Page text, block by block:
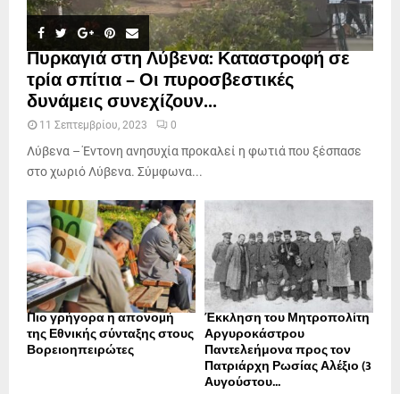
Πυρκαγιά στη Λύβενα: Καταστροφή σε
τρία σπίτια – Οι πυροσβεστικές
δυνάμεις συνεχίζουν...
11 Σεπτεμβρίου, 2023 0
Λύβενα – Έντονη ανησυχία προκαλεί η φωτιά που ξέσπασε
στο χωριό Λύβενα. Σύμφωνα...
Πιο γρήγορα η απονοµή
της Εθνικής σύνταξης στους
Βορειοηπειρώτες
Έκκληση του Μητροπολίτη
Αργυροκάστρου
Παντελεήμονα προς τον
Πατριάρχη Ρωσίας Αλέξιο (3
Αυγούστου...